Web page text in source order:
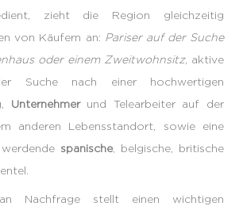
zieht die Region gleichzeitig
von Käufern an: Pariser auf der Suche
oder einem Zweitwohnsitz, aktive
Suche nach einer hochwertigen
Unternehmerund Telearbeiter auf der
anderen Lebensstandort, sowie eine
spanische , belgische, britische
Nachfrage stellt einen wichtigen